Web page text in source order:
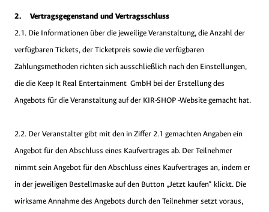
2. Vertragsgegenstand und Vertragsschluss
2.1. Die Informationen über die jeweilige Veranstaltung, die Anzahl der
verfügbaren Tickets, der Ticketpreis sowie die verfügbaren
Zahlungsmethoden richten sich ausschließlich nach den Einstellungen,
die die Keep It Real Entertainment GmbH bei der Erstellung des
Angebots für die Veranstaltung auf der KIR-SHOP -Website gemacht hat.
2.2. Der Veranstalter gibt mit den in Ziffer 2.1 gemachten Angaben ein
Angebot für den Abschluss eines Kaufvertrages ab. Der Teilnehmer
nimmt sein Angebot für den Abschluss eines Kaufvertrages an, indem er
in der jeweiligen Bestellmaske auf den Button „Jetzt kaufen“ klickt. Die
wirksame Annahme des Angebots durch den Teilnehmer setzt voraus,